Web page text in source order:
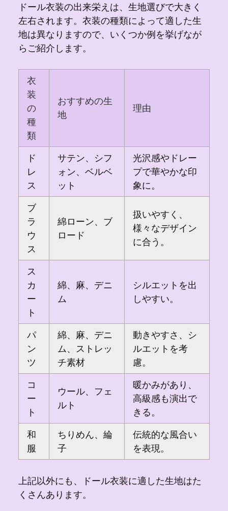
ドール衣装の出来栄えは、生地選びで大きく
左右されます。衣装の種類によって適した生
地は異なりますので、いくつか例を挙げなが
らご紹介します。
衣
装
の
種
類
おすすめの生
地
理由
ド
レ
ス
サテン、シフ
ォン、ベルベ
ット
光沢感やドレー
プで華やかな印
象に。
ブ
ラ
ウ
ス
綿ローン、ブ
ロード
扱いやすく、
様々なデザイン
に合う。
ス
カ
ー
ト
綿、麻、デニ
ム
シルエットを出
しやすい。
パ
ン
ツ
綿、麻、デニ
ム、ストレッ
チ素材
動きやすさ、シ
ルエットを考
慮。
コ
ー
ト
ウール、フェ
ルト
暖かみがあり、
高級感も演出で
きる。
和
服
ちりめん、綸
子
伝統的な風合い
を表現。
上記以外にも、ドール衣装に適した生地はた
くさんあります。